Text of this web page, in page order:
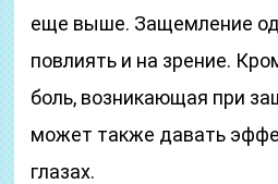
еще выше. Защемление
повлиять и на зрение.
боль, возникающая при
может также давать
глазах.